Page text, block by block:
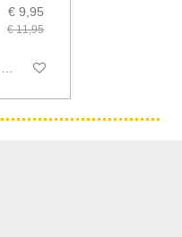
€ 9,95
€ 11,95
In winkelwagen